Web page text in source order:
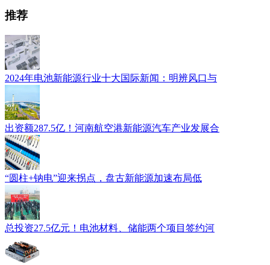
推荐
2024年电池新能源行业十大国际新闻：明辨风口与
出资额287.5亿！河南航空港新能源汽车产业发展合
“圆柱+钠电”迎来拐点，盘古新能源加速布局低
总投资27.5亿元！电池材料、储能两个项目签约河